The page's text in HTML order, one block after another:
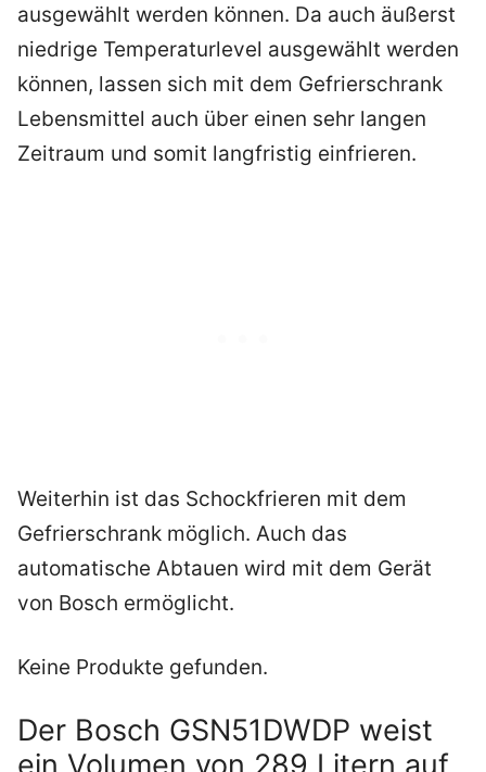
ausgewählt werden können. Da auch äußerst
niedrige Temperaturlevel ausgewählt werden
können, lassen sich mit dem Gefrierschrank
Lebensmittel auch über einen sehr langen
Zeitraum und somit langfristig einfrieren.
Weiterhin ist das Schockfrieren mit dem
Gefrierschrank möglich. Auch das
automatische Abtauen wird mit dem Gerät
von Bosch ermöglicht.
Keine Produkte gefunden.
Der Bosch GSN51DWDP weist